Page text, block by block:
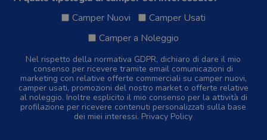
Camper Nuovi
Camper Usati
Camper a Noleggio
Nel rispetto della normativa GDPR, dichiaro di dare il mio
consenso per ricevere tramite email comunicazioni di
marketing con relative offerte commerciali su camper nuovi,
camper usati, promozioni del nostro market o offerte relative
al noleggio. Inoltre esplicito il mio consenso per la attività di
profilazione per ricevere contenuti personalizzati sulla base
dei miei interessi. Privacy Policy